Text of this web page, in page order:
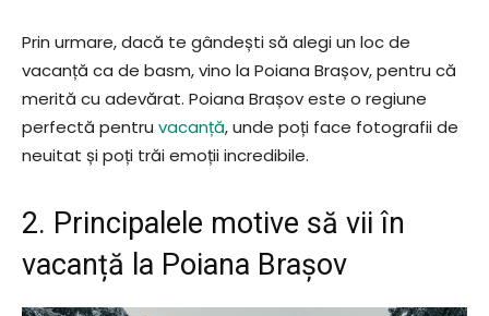
Prin urmare, dacă te gândești să alegi un loc de
vacanță ca de basm, vino la Poiana Brașov, pentru că
merită cu adevărat. Poiana Brașov este o regiune
perfectă pentru vacanță, unde poți face fotografii de
neuitat și poți trăi emoții incredibile.
2. Principalele motive să vii în
vacanță la Poiana Brașov